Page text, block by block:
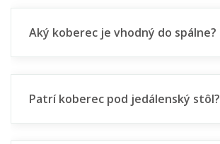
Aký koberec je vhodný do spálne?
Patrí koberec pod jedálenský stôl?